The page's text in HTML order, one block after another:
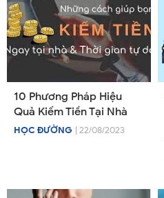
10 Phương Pháp Hiệu
Quả Kiếm Tiền Tại Nhà
HỌC ĐƯỜNG | 22/08/2023